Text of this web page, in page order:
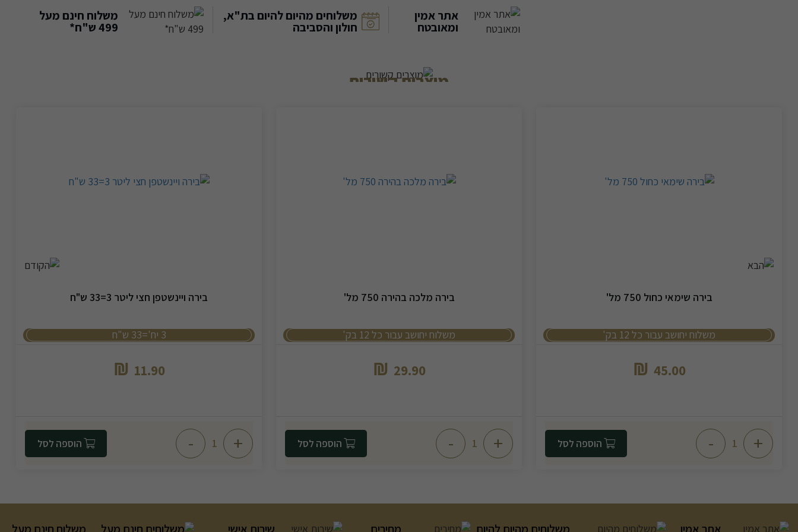
אתר אמין
ומאובטח
משלוחים מהיום להיום בת"א,
חולון והסביבה
משלוח חינם מעל
499 ש"ח*
מוצרים קשורים
בירה שימאי כחול 750 מל'
משלוח יחושב עבור כל 12 בק'
45.00
₪
+
-
בירה מלכה בהירה 750 מל'
משלוח יחושב עבור כל 12 בק'
29.90
₪
+
-
בירה ויינשטפן חצי ליטר 3=33 ש"ח
3 יח'=33 ש"ח
11.90
₪
+
-